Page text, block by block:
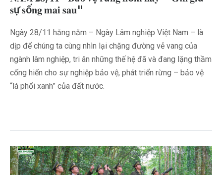
𝐬ự 𝐬ố𝐧𝐠 𝐦𝐚𝐢 𝐬𝐚𝐮"
Ngày 28/11 hằng năm – Ngày Lâm nghiệp Việt Nam – là
dịp để chúng ta cùng nhìn lại chặng đường vẻ vang của
ngành lâm nghiệp, tri ân những thế hệ đã và đang lặng thầm
cống hiến cho sự nghiệp bảo vệ, phát triển rừng – bảo vệ
“lá phổi xanh” của đất nước.